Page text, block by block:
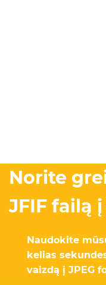
Norite
JFIF failą
Naudokite
kelias
vaizdą į JPEG